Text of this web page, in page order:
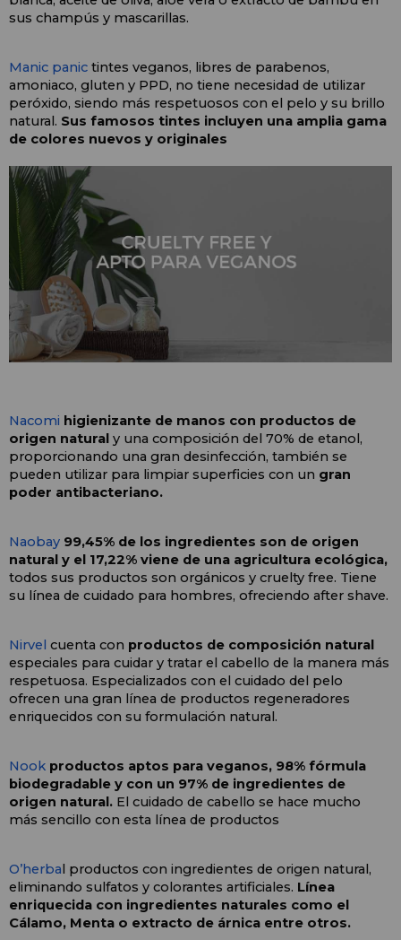
sus champús y mascarillas.
Manic panic tintes veganos, libres de parabenos,
amoniaco, gluten y PPD, no tiene necesidad de utilizar
peróxido, siendo más respetuosos con el pelo y su brillo
natural. Sus famosos tintes incluyen una amplia gama
de colores nuevos y originales
Nacomi higienizante de manos con productos de
origen natural y una composición del 70% de etanol,
proporcionando una gran desinfección, también se
pueden utilizar para limpiar superficies con un gran
poder antibacteriano.
Naobay 99,45% de los ingredientes son de origen
todos sus productos son orgánicos y cruelty free. Tiene
su línea de cuidado para hombres, ofreciendo after shave.
Nirvel cuenta con productos de composición natural
especiales para cuidar y tratar el cabello de la manera más
respetuosa. Especializados con el cuidado del pelo
ofrecen una gran línea de productos regeneradores
enriquecidos con su formulación natural.
Nook productos aptos para veganos, 98% fórmula
biodegradable y con un 97% de ingredientes de
origen natural. El cuidado de cabello se hace mucho
más sencillo con esta línea de productos
O’herbal productos con ingredientes de origen natural,
eliminando sulfatos y colorantes artificiales. Línea
enriquecida con ingredientes naturales como el
Cálamo, Menta o extracto de árnica entre otros.